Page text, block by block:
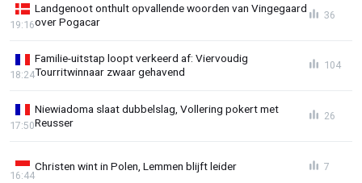
Landgenoot onthult opvallende woorden van Vingegaard
over Pogacar
19:16
36
Familie-uitstap loopt verkeerd af: Viervoudig
Tourritwinnaar zwaar gehavend
18:24
104
Niewiadoma slaat dubbelslag, Vollering pokert met
Reusser
17:50
26
Christen wint in Polen, Lemmen blijft leider
16:44
7